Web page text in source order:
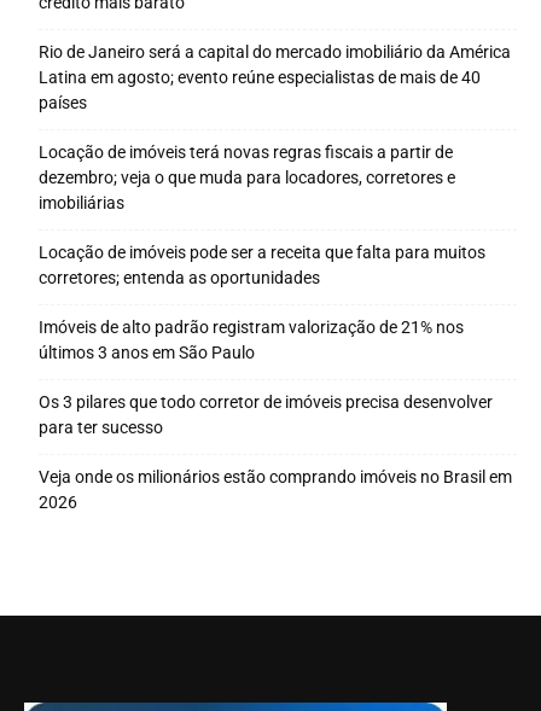
Rio de Janeiro será a capital do mercado imobiliário da América
Latina em agosto; evento reúne especialistas de mais de 40
países
Locação de imóveis terá novas regras fiscais a partir de
dezembro; veja o que muda para locadores, corretores e
imobiliárias
Locação de imóveis pode ser a receita que falta para muitos
corretores; entenda as oportunidades
Imóveis de alto padrão registram valorização de 21% nos
últimos 3 anos em São Paulo
Os 3 pilares que todo corretor de imóveis precisa desenvolver
para ter sucesso
Veja onde os milionários estão comprando imóveis no Brasil em
2026